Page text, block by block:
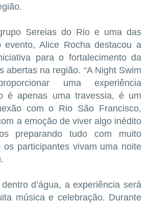
Sereias do Rio e uma das
evento, Alice Rocha destacou a
para o fortalecimento da
abertas na região. “A Night Swim
uma experiência
é apenas uma travessia, é um
com o Rio São Francisco,
a emoção de viver algo inédito
preparando tudo com muito
os participantes vivam uma noite
d’água, a experiência será
música e celebração. Durante